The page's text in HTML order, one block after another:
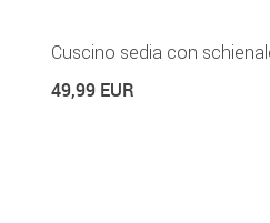
Cuscino sedia con
49,99 EUR